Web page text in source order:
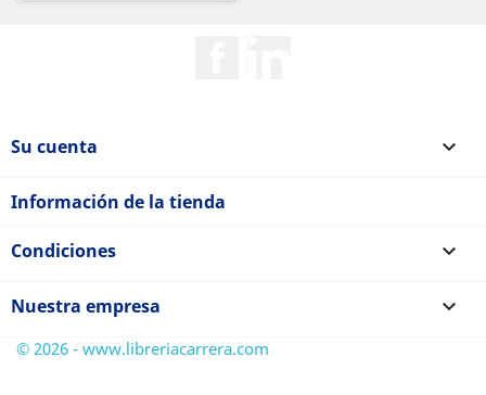
Su cuenta 
Información de la tienda
Condiciones 
Nuestra empresa 
© 2026 - www.libreriacarrera.com